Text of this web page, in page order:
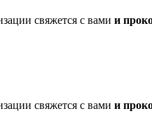
свяжется с вами и
свяжется с вами и